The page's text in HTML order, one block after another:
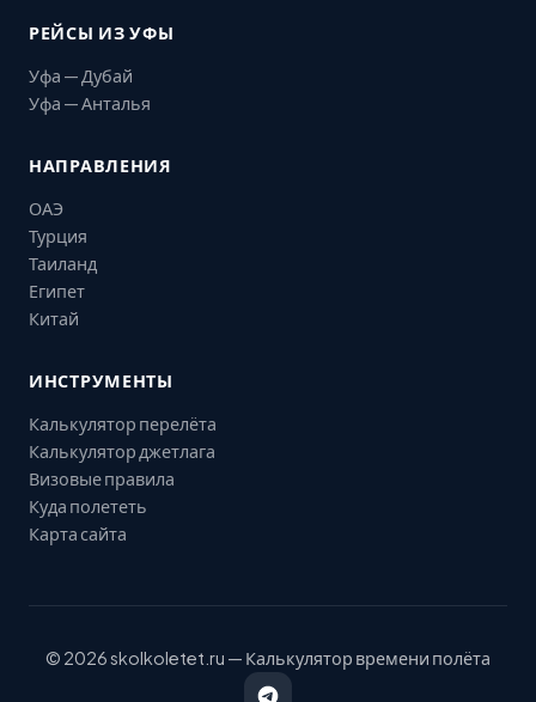
РЕЙСЫ ИЗ УФЫ
Уфа — Дубай
Уфа — Анталья
НАПРАВЛЕНИЯ
ОАЭ
Турция
Таиланд
Египет
Китай
ИНСТРУМЕНТЫ
Калькулятор перелёта
Калькулятор джетлага
Визовые правила
Куда полететь
Карта сайта
© 2026 skolkoletet.ru — Калькулятор времени полёта